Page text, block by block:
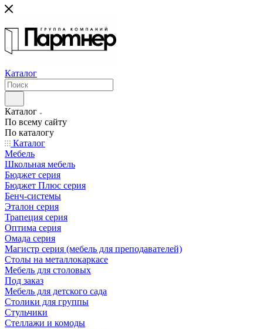
Каталог
Каталог
По всему сайту
По каталогу
Каталог
Мебель
Школьная мебель
Бюджет серия
Бюджет Плюс серия
Бенч-системы
Эталон серия
Трапеция серия
Оптима серия
Омада серия
Магистр серия (мебель для преподавателей)
Столы на металлокаркасе
Мебель для столовых
Под заказ
Мебель для детского сада
Столики для группы
Стульчики
Стеллажи и комоды